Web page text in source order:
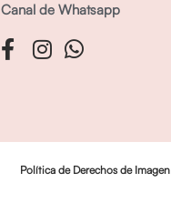
Canal de Whatsapp
Política de Derechos de Imagen